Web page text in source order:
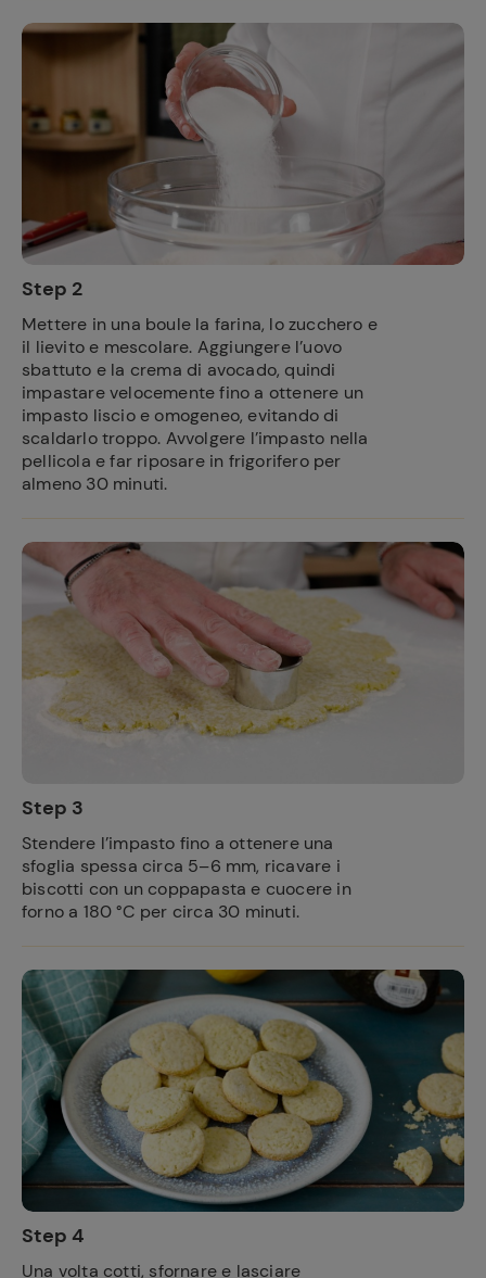
Step 2
Mettere in una boule la farina, lo zucchero e
il lievito e mescolare. Aggiungere l’uovo
sbattuto e la crema di avocado, quindi
impastare velocemente fino a ottenere un
impasto liscio e omogeneo, evitando di
scaldarlo troppo. Avvolgere l’impasto nella
pellicola e far riposare in frigorifero per
almeno 30 minuti.
Step 3
Stendere l’impasto fino a ottenere una
sfoglia spessa circa 5–6 mm, ricavare i
biscotti con un coppapasta e cuocere in
forno a 180 °C per circa 30 minuti.
Step 4
Una volta cotti, sfornare e lasciare